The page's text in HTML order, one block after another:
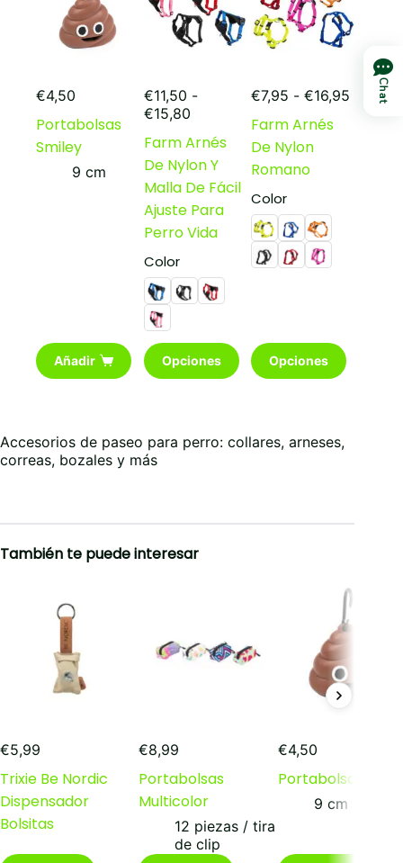
elegir
producto
€4,50
Portabolsas
Smiley
9 cm
Añadir
€11,50 -
€15,80Rango
precios:
desde
€11,50
hasta
€15,80
Farm Arnés
De Nylon Y
Malla De Fácil
Ajuste Para
Perro Vida
Color
Opciones
Este
producto
Las
opciones
en
la
€7,95 - €16,95 Rango
Farm Arnés
De Nylon
Romano
Color
Opciones
Este
producto
Las
en
Accesorios de paseo para perro: collares, arneses,
correas, bozales y más
También te puede interesar
€5,99
Trixie Be Nordic
Dispensador
Bolsitas
€8,99
Portabolsas
Multicolor
12 piezas / tira
de clip
€4,50
Portabolsas
9 cm
Chat